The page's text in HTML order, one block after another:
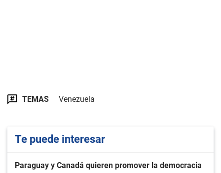
TEMAS Venezuela
Te puede interesar
Paraguay y Canadá quieren promover la democracia